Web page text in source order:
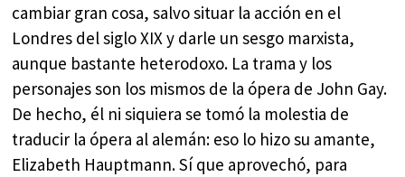
cambiar gran cosa, salvo situar la acción en el
Londres del siglo XIX y darle un sesgo marxista,
aunque bastante heterodoxo. La trama y los
personajes son los mismos de la ópera de John Gay.
De hecho, él ni siquiera se tomó la molestia de
traducir la ópera al alemán: eso lo hizo su amante,
Elizabeth Hauptmann. Sí que aprovechó, para